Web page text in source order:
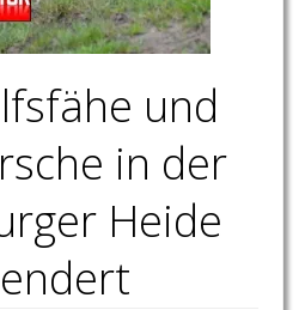
und
in der
Heide